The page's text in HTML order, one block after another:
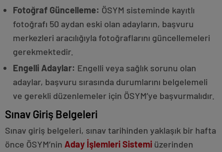
Fotoğraf Güncelleme: ÖSYM sisteminde kayıtlı
fotoğrafı 50 aydan eski olan adayların, başvuru
merkezleri aracılığıyla fotoğraflarını güncellemeleri
gerekmektedir.
Engelli Adaylar: Engelli veya sağlık sorunu olan
adaylar, başvuru sırasında durumlarını belgelemeli
ve gerekli düzenlemeler için ÖSYM’ye başvurmalıdır.
Sınav Giriş Belgeleri
Sınav giriş belgeleri, sınav tarihinden yaklaşık bir hafta
önce ÖSYM’nin Aday İşlemleri Sistemi üzerinden